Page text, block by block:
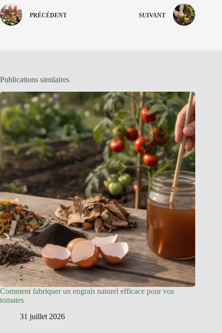
PRÉCÉDENT SUIVANT
Publications similaires
Comment fabriquer un engrais naturel efficace pour vos
tomates
31 juillet 2026